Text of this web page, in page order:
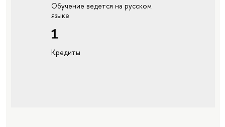
Обучение ведется на русском
языке
1
Кредиты